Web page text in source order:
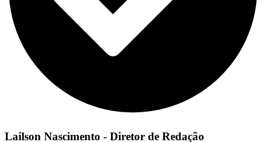
Lailson Nascimento - Diretor de Redação